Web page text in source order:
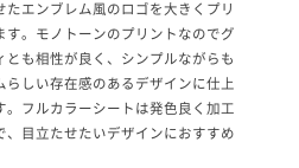
たエンブレム風のロゴを大きくプリ
す。モノトーンのプリントなのでグ
とも相性が良く、シンプルながらも
らしい存在感のあるデザインに仕上
。フルカラーシートは発色良く加工
、目立たせたいデザインにおすすめ